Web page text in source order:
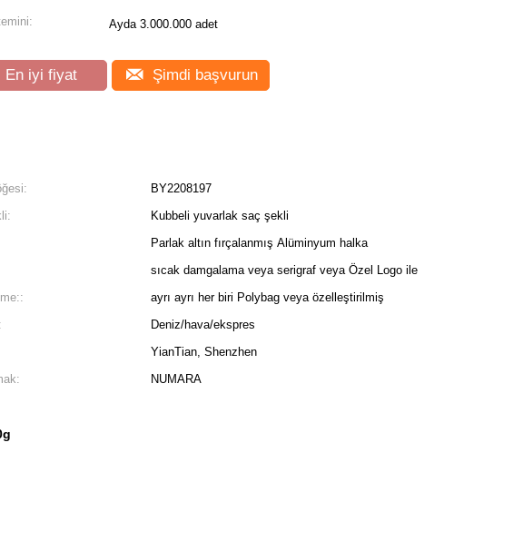
Ayda 3.000.000 adet
En iyi fiyat Şimdi başvurun
BY2208197
Kubbeli yuvarlak saç şekli
Parlak altın fırçalanmış Alüminyum halka
sıcak damgalama veya serigraf veya Özel Logo ile
ayrı ayrı her biri Polybag veya özelleştirilmiş
Deniz/hava/ekspres
YianTian, ​​Shenzhen
NUMARA